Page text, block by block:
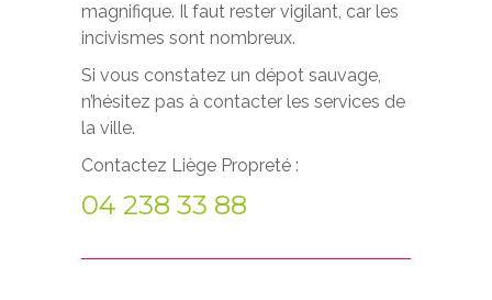
magnifique. Il faut rester vigilant, car les
incivismes sont nombreux.
Si vous constatez un dépot sauvage,
n’hésitez pas à contacter les services de
la ville.
Contactez Liège Propreté :
04 238 33 88